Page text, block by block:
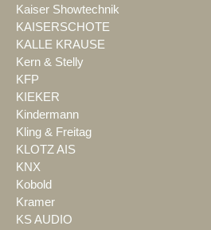
Kaiser Showtechnik
KAISERSCHOTE
KALLE KRAUSE
Kern & Stelly
KFP
KIEKER
Kindermann
Kling & Freitag
KLOTZ AIS
KNX
Kobold
Kramer
KS AUDIO